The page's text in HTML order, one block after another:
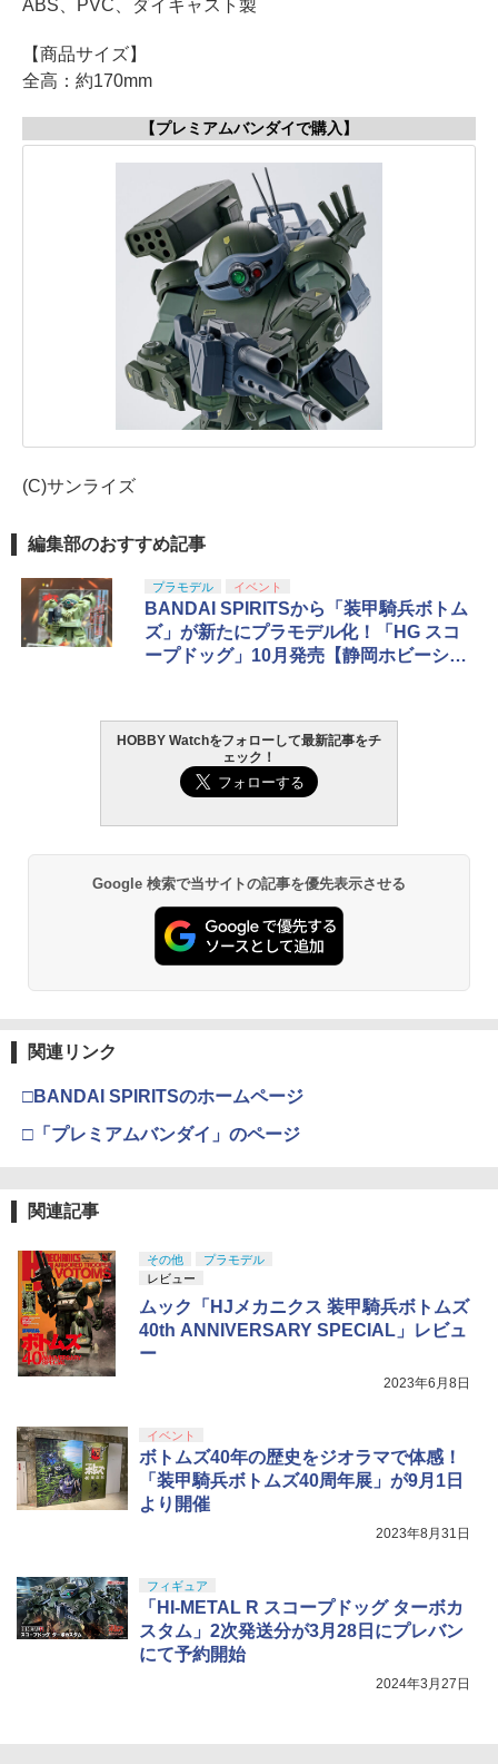
ABS、PVC、ダイキャスト製
【商品サイズ】
全高：約170mm
【プレミアムバンダイで購入】
(C)サンライズ
編集部のおすすめ記事
プラモデル イベント
BANDAI SPIRITSから「装甲騎兵ボトム
ズ」が新たにプラモデル化！「HG スコ
ープドッグ」10月発売【静岡ホビーショ
HOBBY Watchをフォローして最新記事をチ
ェック！
Google 検索で当サイトの記事を優先表示させる
関連リンク
□BANDAI SPIRITSのホームページ
□「プレミアムバンダイ」のページ
関連記事
その他
プラモデル
レビュー
ムック「HJメカニクス 装甲騎兵ボトムズ
40th ANNIVERSARY SPECIAL」レビュ
ー
2023年6月8日
イベント
ボトムズ40年の歴史をジオラマで体感！
「装甲騎兵ボトムズ40周年展」が9月1日
より開催
2023年8月31日
フィギュア
「HI-METAL R スコープドッグ ターボカ
スタム」2次発送分が3月28日にプレバン
にて予約開始
2024年3月27日